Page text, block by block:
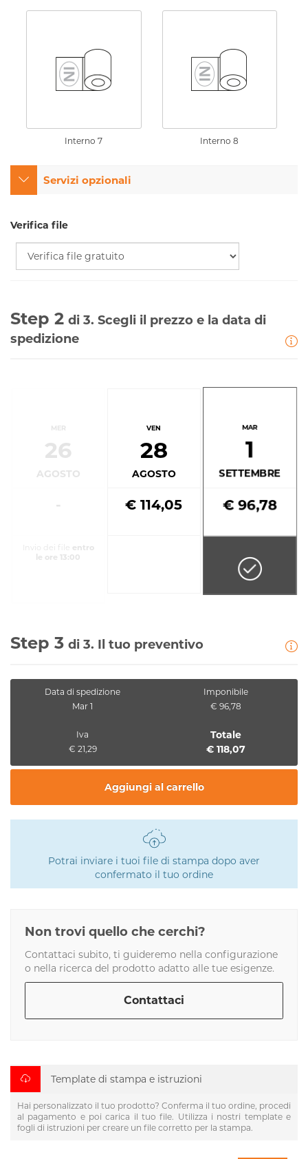
Interno 7 Interno 8
Servizi opzionali
Verifica file
Step 2 di 3. Scegli il prezzo e la data di
spedizione
MER
26
AGOSTO
-
Invio dei file entro
le ore 13:00
VEN
28
AGOSTO
€ 114,05
MAR
1
SETTEMBRE
€ 96,78
Step 3 di 3. Il tuo preventivo
Data di spedizione
Mar 1
Imponibile
€ 96,78
Iva
€ 21,29
Totale
€ 118,07
Aggiungi al carrello
Potrai inviare i tuoi file di stampa dopo aver
confermato il tuo ordine
Non trovi quello che cerchi?
Contattaci subito, ti guideremo nella configurazione
o nella ricerca del prodotto adatto alle tue esigenze.
Contattaci
Template di stampa e istruzioni
Hai personalizzato il tuo prodotto? Conferma il tuo ordine, procedi
al pagamento e poi carica il tuo file. Utilizza i nostri template e
fogli di istruzioni per creare un file corretto per la stampa.